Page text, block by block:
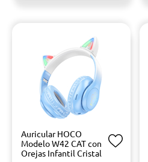
Auricular HOCO
Modelo W42 CAT con
Orejas Infantil Cristal